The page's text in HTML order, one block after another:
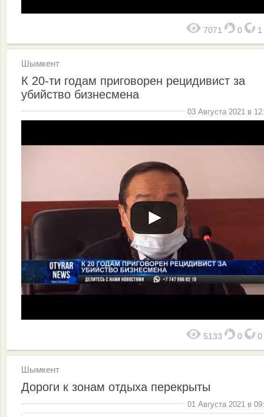
7071 0 1
Шымкент
К 20-ти годам приговорен рецидивист за
убийство бизнесмена
03 Августа 2021 в
5133 0 0
Шымкент
Дороги к зонам отдыха перекрыты
01 Августа 2021 в